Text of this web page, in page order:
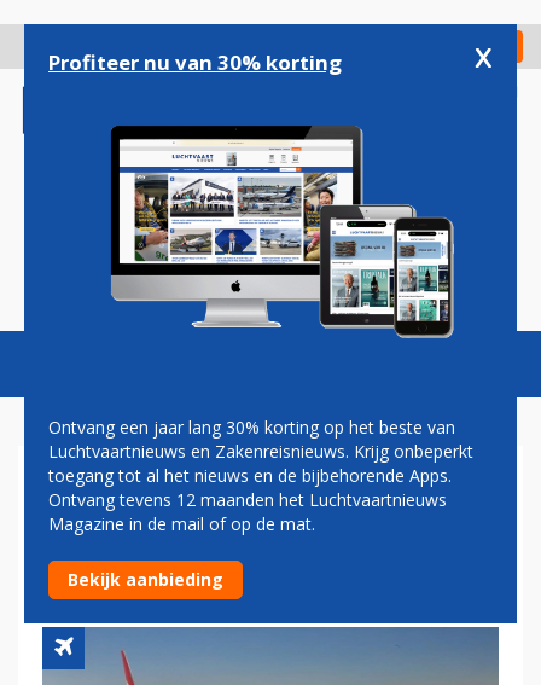
gaan
Check in
Magazine Podcasts Vacatures
AIR FRANCE-KLM EN QANTAS
BREIDEN SAMENWERKING
UIT
Profiteer nu van 30% korting x
Ontvang een jaar lang 30% korting op het beste van
Luchtvaartnieuws en Zakenreisnieuws. Krijg onbeperkt
toegang tot al het nieuws en de bijbehorende Apps.
Ontvang tevens 12 maanden het Luchtvaartnieuws
Magazine in de mail of op de mat.
Bekijk aanbieding